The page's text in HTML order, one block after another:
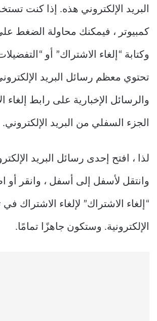
البريد الإلكتروني هذه. إذا كنت
وكتابة “إلغاء الاشتراك” أو
تحتوي معظم رسائل البريد
والرسائل الإخبارية على رابط إلغاء
الجزء السفلي من البريد الإلكتروني.
لذا ، افتح إحدى رسائل البريد
وانتقل لأسفل إلى أسفل ، وانقر أو
“إلغاء الاشتراك” لإلغاء الاشتراك
الإلكترونية. وستكون جاهزًا تمامًا.